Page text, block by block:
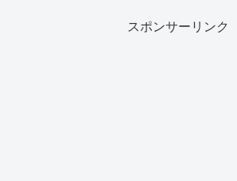
スポンサーリンク